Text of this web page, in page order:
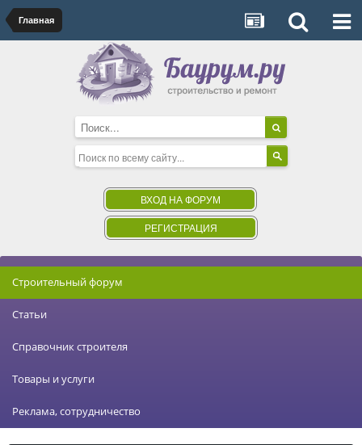
Главная
ВХОД НА ФОРУМ
РЕГИСТРАЦИЯ
Строительный форум
Статьи
Справочник строителя
Товары и услуги
Реклама, сотрудничество